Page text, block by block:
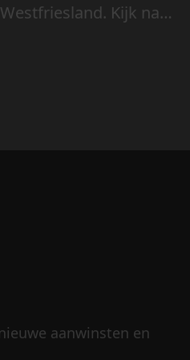
Kijk naar
aanwinsten en